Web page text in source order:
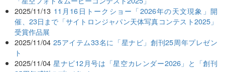
2025/11/13 11月16日トークショー「2026年の天文現象」開
催、23日まで「サイトロンジャパン天体写真コンテスト2025」
受賞作品展
2025/11/04 25アイテム33名に「星ナビ」創刊25周年プレゼン
ト
2025/11/04 星ナビ12月号は「星空カレンダー2026」と「創刊